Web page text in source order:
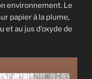
environnement. Le
papier à la plume,
au jus d’oxyde de